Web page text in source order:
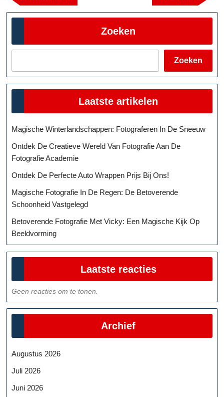
Post
Post
Zoeken
Zoeken
Laatste artikelen
Magische Winterlandschappen: Fotograferen In De Sneeuw
Ontdek De Creatieve Wereld Van Fotografie Aan De
Fotografie Academie
Ontdek De Perfecte Auto Wrappen Prijs Bij Ons!
Magische Fotografie In De Regen: De Betoverende
Schoonheid Vastgelegd
Betoverende Fotografie Met Vicky: Een Magische Kijk Op
Beeldvorming
Laatste reacties
Geen reacties om te tonen.
Archief
Augustus 2026
Juli 2026
Juni 2026